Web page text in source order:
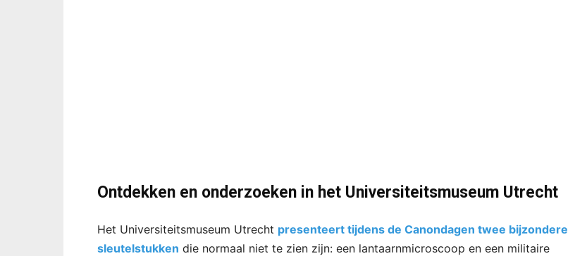
Ontdekken en onderzoeken in het Universiteitsmuseum Utrecht
Het Universiteitsmuseum Utrecht presenteert tijdens de Canondagen twee bijzondere
sleutelstukken die normaal niet te zien zijn: een lantaarnmicroscoop en een militaire